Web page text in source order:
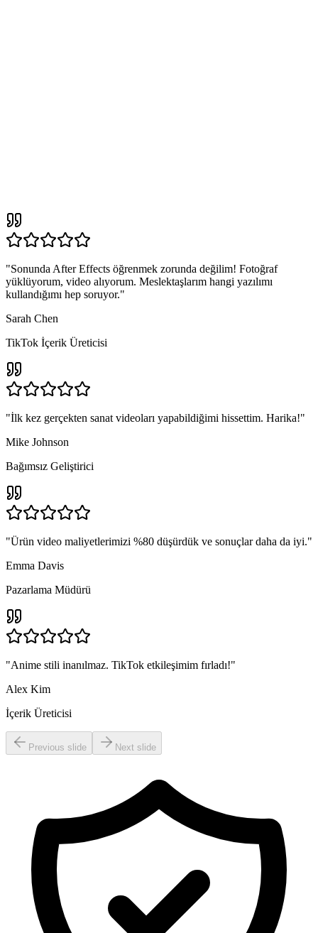
"Sonunda After Effects öğrenmek zorunda değilim! Fotoğraf
yüklüyorum, video alıyorum. Meslektaşlarım hangi yazılımı
kullandığımı hep soruyor."
Sarah Chen
TikTok İçerik Üreticisi
"İlk kez gerçekten sanat videoları yapabildiğimi hissettim. Harika!"
Mike Johnson
Bağımsız Geliştirici
"Ürün video maliyetlerimizi %80 düşürdük ve sonuçlar daha da iyi."
Emma Davis
Pazarlama Müdürü
"Anime stili inanılmaz. TikTok etkileşimim fırladı!"
Alex Kim
İçerik Üreticisi
Previous slide Next slide